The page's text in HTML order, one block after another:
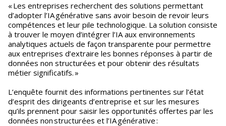
« Les entreprises recherchent des solutions permettant
d’adopter l’IA générative sans avoir besoin de revoir leurs
compétences et leur pile technologique. La solution consiste
à trouver le moyen d’intégrer l’IA aux environnements
analytiques actuels de façon transparente pour permettre
aux entreprises d’extraire les bonnes réponses à partir de
données non structurées et pour obtenir des résultats
métier significatifs. »
L’enquête fournit des informations pertinentes sur l’état
d’esprit des dirigeants d’entreprise et sur les mesures
qu’ils prennent pour saisir les opportunités offertes par les
données non structurées et l’IA générative :